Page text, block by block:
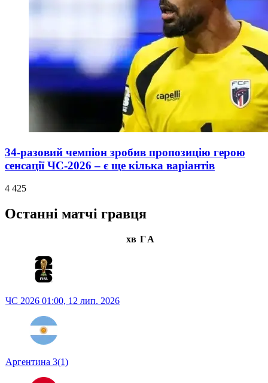
34-разовий чемпіон зробив пропозицію герою
сенсації ЧС-2026 – є ще кілька варіантів
4 425
Останні матчі гравця
хв ГА
ЧС 2026 01:00, 12 лип. 2026
Аргентина 3(1)